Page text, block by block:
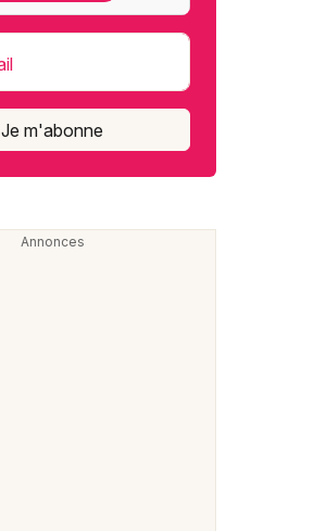
Je m'abonne